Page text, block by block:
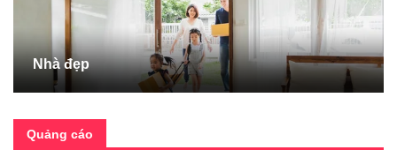
Nhà đẹp
Quảng cáo